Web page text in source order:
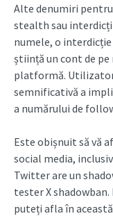
Alte denumiri
stealth sau
numele, o
știință un cont de
platformă.
semnificativă a
a numărului de
Este obișnuit să vă
social media,
Twitter are un
tester X shadowban.
puteți afla în